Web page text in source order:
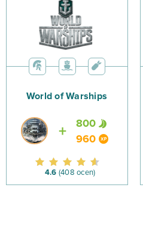
World of Warships
800
960
4.6 (408 ocen)